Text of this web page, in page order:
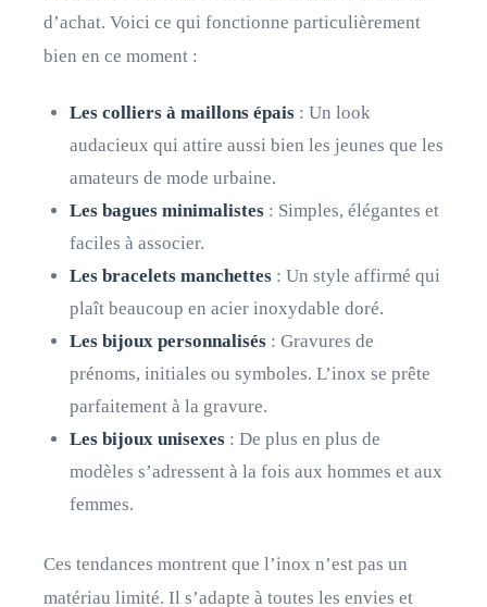
d’achat. Voici ce qui fonctionne particulièrement
bien en ce moment :
Les colliers à maillons épais : Un look
audacieux qui attire aussi bien les jeunes que les
amateurs de mode urbaine.
Les bagues minimalistes : Simples, élégantes et
faciles à associer.
Les bracelets manchettes : Un style affirmé qui
plaît beaucoup en acier inoxydable doré.
Les bijoux personnalisés : Gravures de
prénoms, initiales ou symboles. L’inox se prête
parfaitement à la gravure.
Les bijoux unisexes : De plus en plus de
modèles s’adressent à la fois aux hommes et aux
femmes.
Ces tendances montrent que l’inox n’est pas un
matériau limité. Il s’adapte à toutes les envies et